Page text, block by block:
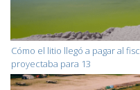
Cómo el litio llegó a pagar al
proyectaba para 13